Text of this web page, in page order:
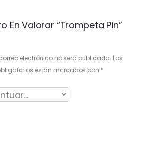
En Valorar “Trompeta Pin”
electrónico no será publicada. Los
están marcados con *